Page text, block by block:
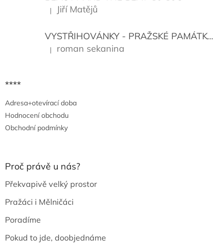
Hodnocení produktu je 5 z 5 hvězdiček.
| Jiří Matějů
VYSTŘIHOVÁNKY - PRAŽSKÉ PAMÁTKY
Hodnocení produktu je 5 z 5 hvězdiček.
| roman sekanina
****
Adresa+otevírací doba
Hodnocení obchodu
Obchodní podmínky
Proč právě u nás?
Překvapivě velký prostor
Pražáci i Mělničáci
Poradíme
Pokud to jde, doobjednáme